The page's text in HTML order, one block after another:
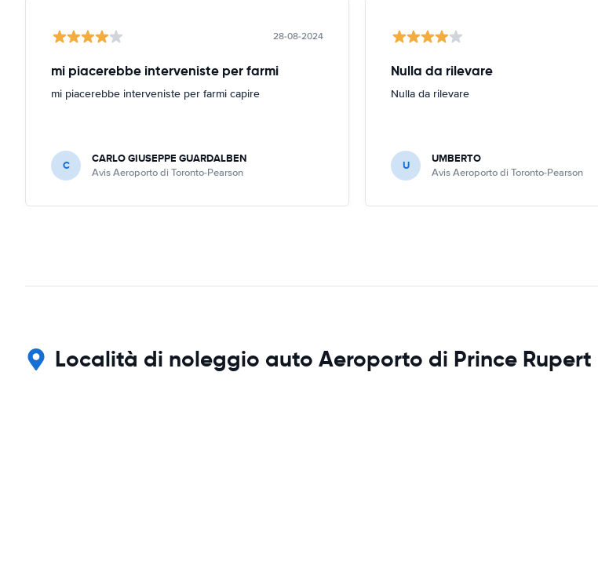
28-08-2024
mi piacerebbe interveniste per farmi
mi piacerebbe interveniste per farmi capire
C CARLO GIUSEPPE GUARDALBEN
Avis Aeroporto di Toronto-Pearson
Nulla da rilevare
Nulla da rilevare
U UMBERTO
Avis Aeroporto di Toronto-Pearson
Località di noleggio auto Aeroporto di Prince Rupert